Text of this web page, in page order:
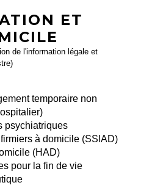
ET
de l'information légale et
temporaire non
psychiatriques
à domicile (SSIAD)
(HAD)
pour la fin de vie